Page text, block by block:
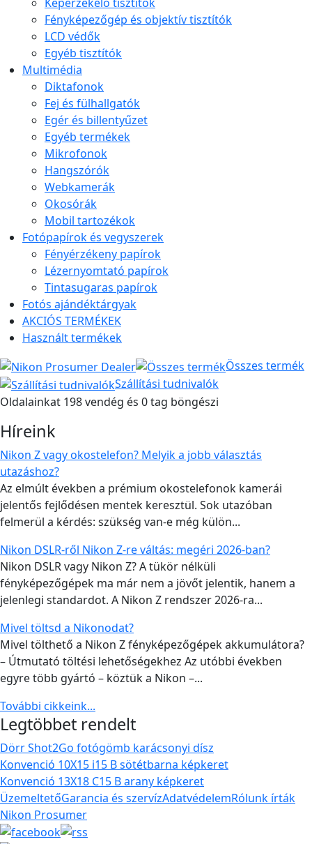
Fényképezőgép és objektív tisztítók
LCD védők
Egyéb tisztítók
Multimédia
Diktafonok
Fej és fülhallgatók
Egér és billentyűzet
Egyéb termékek
Mikrofonok
Hangszórók
Webkamerák
Okosórák
Mobil tartozékok
Fotópapírok és vegyszerek
Fényérzékeny papírok
Lézernyomtató papírok
Tintasugaras papírok
Fotós ajándéktárgyak
AKCIÓS TERMÉKEK
Használt termékek
Összes termék
Szállítási tudnivalók
Oldalainkat 198 vendég és 0 tag böngészi
Híreink
Nikon Z vagy okostelefon? Melyik a jobb választás
utazáshoz?
Az elmúlt években a prémium okostelefonok kamerái
jelentős fejlődésen mentek keresztül. Sok utazóban
felmerül a kérdés: szükség van-e még külön...
Nikon DSLR-ről Nikon Z-re váltás: megéri 2026-ban?
Nikon DSLR vagy Nikon Z? A tükör nélküli
fényképezőgépek ma már nem a jövőt jelentik, hanem a
jelenlegi standardot. A Nikon Z rendszer 2026-ra...
Mivel töltsd a Nikonodat?
Mivel tölthető a Nikon Z fényképezőgépek akkumulátora?
– Útmutató töltési lehetőségekhez Az utóbbi években
egyre több gyártó – köztük a Nikon –...
További cikkeink...
Legtöbbet rendelt
Dörr Shot2Go fotógömb karácsonyi dísz
Konvenció 10X15 i15 B sötétbarna képkeret
Konvenció 13X18 C15 B arany képkeret
ÜzemeltetőGarancia és szervízAdatvédelemRólunk írták
Nikon Prosumer